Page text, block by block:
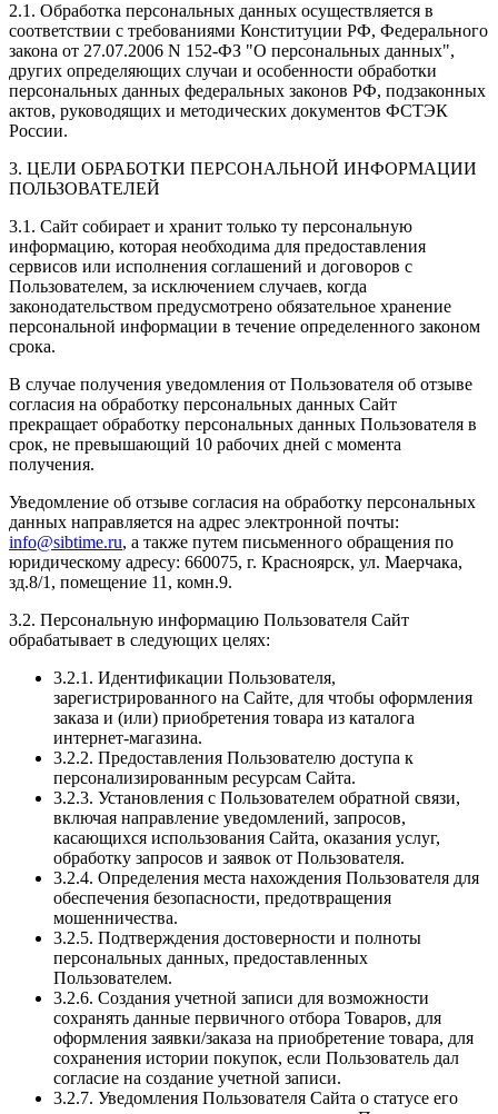
2.1. Обработка персональных данных осуществляется в
соответствии с требованиями Конституции РФ, Федерального
закона от 27.07.2006 N 152-ФЗ "О персональных данных",
других определяющих случаи и особенности обработки
персональных данных федеральных законов РФ, подзаконных
актов, руководящих и методических документов ФСТЭК
России.
3. ЦЕЛИ ОБРАБОТКИ ПЕРСОНАЛЬНОЙ ИНФОРМАЦИИ
ПОЛЬЗОВАТЕЛЕЙ
3.1. Сайт собирает и хранит только ту персональную
информацию, которая необходима для предоставления
сервисов или исполнения соглашений и договоров с
Пользователем, за исключением случаев, когда
законодательством предусмотрено обязательное хранение
персональной информации в течение определенного законом
срока.
В случае получения уведомления от Пользователя об отзыве
согласия на обработку персональных данных Сайт
прекращает обработку персональных данных Пользователя в
срок, не превышающий 10 рабочих дней с момента
получения.
Уведомление об отзыве согласия на обработку персональных
данных направляется на адрес электронной почты:
info@sibtime.ru, а также путем письменного обращения по
юридическому адресу: 660075, г. Красноярск, ул. Маерчака,
зд.8/1, помещение 11, комн.9.
3.2. Персональную информацию Пользователя Сайт
обрабатывает в следующих целях:
3.2.1. Идентификации Пользователя,
зарегистрированного на Сайте, для чтобы оформления
заказа и (или) приобретения товара из каталога
интернет-магазина.
3.2.2. Предоставления Пользователю доступа к
персонализированным ресурсам Сайта.
3.2.3. Установления с Пользователем обратной связи,
включая направление уведомлений, запросов,
касающихся использования Сайта, оказания услуг,
обработку запросов и заявок от Пользователя.
3.2.4. Определения места нахождения Пользователя для
обеспечения безопасности, предотвращения
мошенничества.
3.2.5. Подтверждения достоверности и полноты
персональных данных, предоставленных
Пользователем.
3.2.6. Создания учетной записи для возможности
сохранять данные первичного отбора Товаров, для
оформления заявки/заказа на приобретение товара, для
сохранения истории покупок, если Пользователь дал
согласие на создание учетной записи.
3.2.7. Уведомления Пользователя Сайта о статусе его